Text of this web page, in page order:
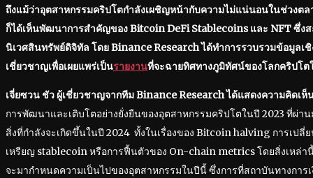
ถึงแม้ว่าอุตสาหกรรมคริปโตกำลังเผชิญหน้ากับความไม่แน่นอนในช่วงตล
ก็ได้เห็นพัฒนาการสำคัญของ Bitcoin DeFi Stablecoins และ NFT ซึ่ง
นิเวศสินทรัพย์ดิจิทัล โดย Binance Research ได้ทำการรวบรวมข้อมูลเ
เชี่ยวชาญเพื่อเผยแพร่เป็นรายงานที่จะฉายทิศทางภูมิทัศน์ของโลกคริปโ
เจี่ยซวน ชัว ผู้เชี่ยวชาญจากทีมBinance Research ได้แสดงความคิดเห็
การพัฒนาและเติบโตอย่างยั่งยืนของอุตสาหกรรมคริปโตในปี 2023 ที่ผ่าน
สิ่งที่กำลังจะเกิดขึ้นในปี 2024 ทั้งในเรื่องของ Bitcoin halving การเปลี่
เหรียญ stablecoin หรือการฟื้นตัวของ On-chain metrics โดยสิ่งเหล่า
จะมากำหนดความเป็นไปของอุตสาหกรรมในปีนี้ ซึ่งการที่สถาบันทางการ